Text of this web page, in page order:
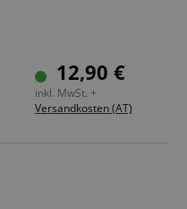
12,90 €
inkl. MwSt. +
Versandkosten (AT)